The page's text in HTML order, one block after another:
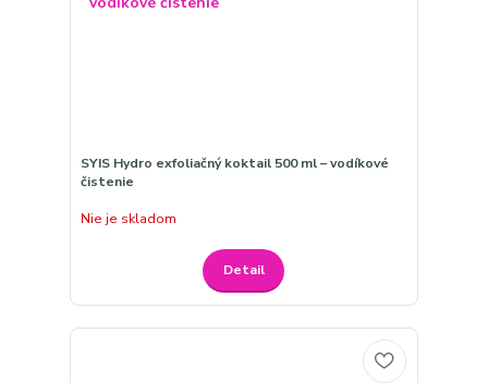
SYIS Hydro exfoliačný koktail 500 ml – vodíkové
čistenie
Nie je skladom
Detail